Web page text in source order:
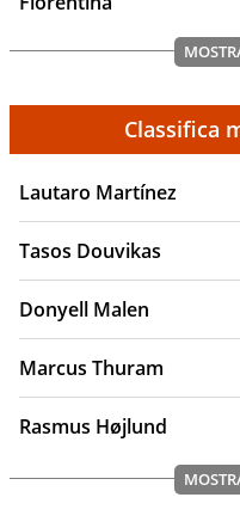
Classifica
Lautaro Martínez
Tasos Douvikas
Donyell Malen
Marcus Thuram
Rasmus Højlund